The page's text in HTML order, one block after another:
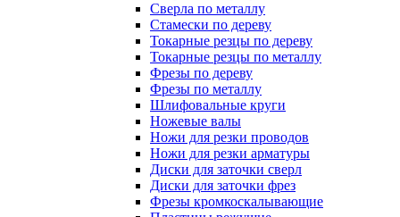
Сверла по металлу
Стамески по дереву
Токарные резцы по дереву
Токарные резцы по металлу
Фрезы по дереву
Фрезы по металлу
Шлифовальные круги
Ножевые валы
Ножи для резки проводов
Ножи для резки арматуры
Диски для заточки сверл
Диски для заточки фрез
Фрезы кромкоскалывающие